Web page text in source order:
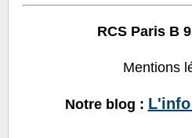
RCS Paris B
Mentions
Notre blog :